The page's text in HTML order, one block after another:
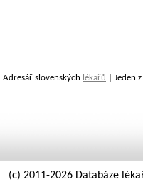
Adresář slovenských lékařů | Jeden
(c) 2011-2026 Databáze